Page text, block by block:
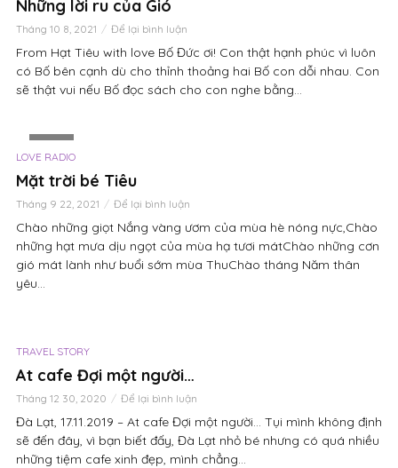
Những lời ru của Gió
Tháng 10 8, 2021 Để lại bình luận
From Hạt Tiêu with love Bố Đức ơi! Con thật hạnh phúc vì luôn
có Bố bên cạnh dù cho thỉnh thoảng hai Bố con dỗi nhau. Con
sẽ thật vui nếu Bố đọc sách cho con nghe bằng...
LOVE RADIO
Mặt trời bé Tiêu
Tháng 9 22, 2021 Để lại bình luận
Chào những giọt Nắng vàng ươm của mùa hè nóng nực,Chào
những hạt mưa dịu ngọt của mùa hạ tươi mátChào những cơn
gió mát lành như buổi sớm mùa ThuChào tháng Năm thân
yêu...
TRAVEL STORY
At cafe Đợi một người…
Tháng 12 30, 2020 Để lại bình luận
Đà Lạt, 17.11.2019 – At cafe Đợi một người… Tụi mình không định
sẽ đến đây, vì bạn biết đấy, Đà Lạt nhỏ bé nhưng có quá nhiều
những tiệm cafe xinh đẹp, mình chẳng...